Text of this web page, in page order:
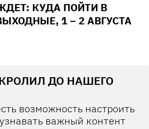
КУДА ПОЙТИ В
1 – 2 АВГУСТА
ДО НАШЕГО
возможность настроить
важный контент